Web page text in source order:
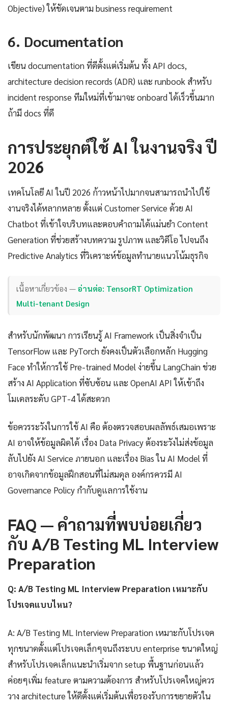
Objective) ให้ชัดเจนตาม business requirement
6. Documentation
เขียน documentation ที่ดีตั้งแต่เริ่มต้น ทั้ง API docs,
architecture decision records (ADR) และ runbook สำหรับ
incident response ทีมใหม่ที่เข้ามาจะ onboard ได้เร็วขึ้นมาก
ถ้ามี docs ที่ดี
การประยุกต์ใช้ AI ในงานจริง ปี
2026
เทคโนโลยี AI ในปี 2026 ก้าวหน้าไปมากจนสามารถนำไปใช้
งานจริงได้หลากหลาย ตั้งแต่ Customer Service ด้วย AI
Chatbot ที่เข้าใจบริบทและตอบคำถามได้แม่นยำ Content
Generation ที่ช่วยสร้างบทความ รูปภาพ และวิดีโอ ไปจนถึง
Predictive Analytics ที่วิเคราะห์ข้อมูลทำนายแนวโน้มธุรกิจ
เนื้อหาเกี่ยวข้อง —อ่านต่อ: TensorRT Optimization
Multi-tenant Design
สำหรับนักพัฒนา การเรียนรู้ AI Framework เป็นสิ่งจำเป็น
TensorFlow และ PyTorch ยังคงเป็นตัวเลือกหลัก Hugging
Face ทำให้การใช้ Pre-trained Model ง่ายขึ้น LangChain ช่วย
สร้าง AI Application ที่ซับซ้อน และ OpenAI API ให้เข้าถึง
โมเดลระดับ GPT-4 ได้สะดวก
ข้อควรระวังในการใช้ AI คือ ต้องตรวจสอบผลลัพธ์เสมอเพราะ
AI อาจให้ข้อมูลผิดได้ เรื่อง Data Privacy ต้องระวังไม่ส่งข้อมูล
ลับไปยัง AI Service ภายนอก และเรื่อง Bias ใน AI Model ที่
อาจเกิดจากข้อมูลฝึกสอนที่ไม่สมดุล องค์กรควรมี AI
Governance Policy กำกับดูแลการใช้งาน
FAQ — คำถามที่พบบ่อยเกี่ยว
กับ A/B Testing ML Interview
Preparation
Q: A/B Testing ML Interview Preparation เหมาะกับ
โปรเจคแบบไหน?
A: A/B Testing ML Interview Preparation เหมาะกับโปรเจค
ทุกขนาดตั้งแต่โปรเจคเล็กๆจนถึงระบบ enterprise ขนาดใหญ่
สำหรับโปรเจคเล็กแนะนำเริ่มจาก setup พื้นฐานก่อนแล้ว
ค่อยๆเพิ่ม feature ตามความต้องการ สำหรับโปรเจคใหญ่ควร
วาง architecture ให้ดีตั้งแต่เริ่มต้นเพื่อรองรับการขยายตัวใน